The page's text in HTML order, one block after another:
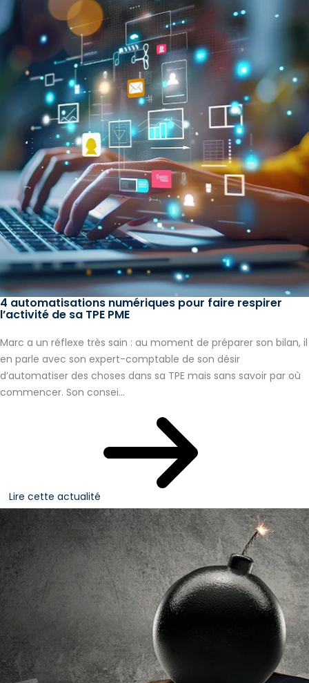
4 automatisations numériques pour faire respirer
l’activité de sa TPE PME
Marc a un réflexe très sain : au moment de préparer son bilan, il
en parle avec son expert-comptable de son désir
d’automatiser des choses dans sa TPE mais sans savoir par où
commencer. Son consei...
Lire cette actualité